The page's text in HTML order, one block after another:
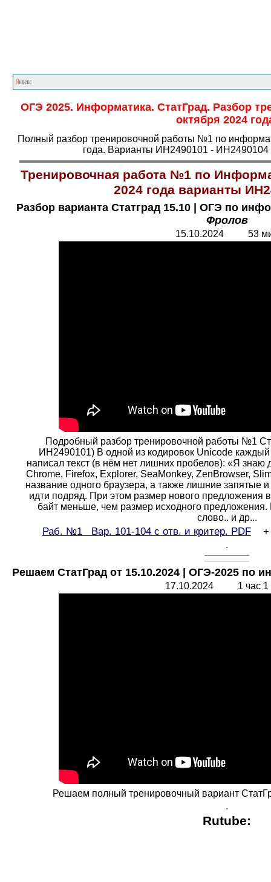
ОГЭ 2025. Информатика. СтатГрад. Разбор
октября 2024
Полный разбор тренировочной работы №1 по
года. Варианты ИН2490101 - ИН2490104
Тренировочная работа №1 по
2024 года варианты
Разбор варианта Статград 15.10 | ОГЭ по
Фролов
15.10.2024 53
Подробный разбор тренировочной работы №1
ИН2490101) В одной из кодировок Unicode каждый
написал текст (в нём нет лишних пробелов): «Я знаю
Chrome, Firefox, Explorer, SeaMonkey, ZenBrowser,
название одного браузера, а также лишние запятые
идти подряд. При этом размер нового предложения
байт меньше, чем размер исходного
слово.. и др...
Раб. №1 Вар. 101-104 с отв. и критер. PDF
.
Решаем СтатГрад от 15.10.2024 | ОГЭ-2025 по
17.10.2024 1 час 1
Решаем полный тренировочный вариант
.
Rutube: